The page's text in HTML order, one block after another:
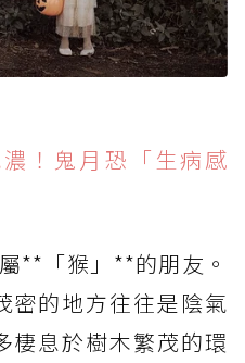
！鬼月恐「生病感
**「猴」**的朋友。
密的地方往往是陰氣
棲息於樹木繁茂的環